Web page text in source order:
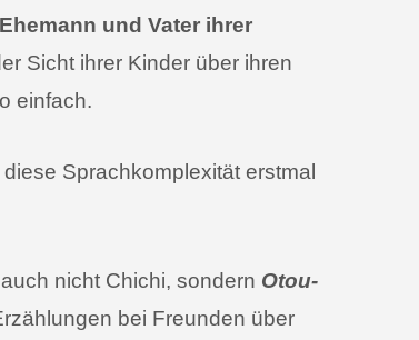
Ehemann und Vater ihrer
Sicht ihrer Kinder über ihren
einfach.
Sprachkomplexität erstmal
nicht Chichi, sondern Otou-
bei Freunden über